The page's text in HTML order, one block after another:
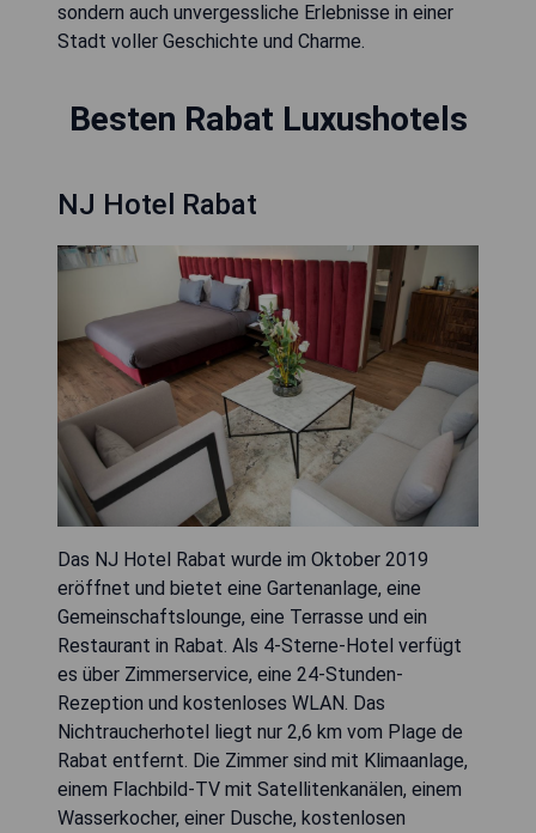
sondern auch unvergessliche Erlebnisse in einer
Stadt voller Geschichte und Charme.
Besten Rabat Luxushotels
NJ Hotel Rabat
Das NJ Hotel Rabat wurde im Oktober 2019
eröffnet und bietet eine Gartenanlage, eine
Gemeinschaftslounge, eine Terrasse und ein
Restaurant in Rabat. Als 4-Sterne-Hotel verfügt
es über Zimmerservice, eine 24-Stunden-
Rezeption und kostenloses WLAN. Das
Nichtraucherhotel liegt nur 2,6 km vom Plage de
Rabat entfernt. Die Zimmer sind mit Klimaanlage,
einem Flachbild-TV mit Satellitenkanälen, einem
Wasserkocher, einer Dusche, kostenlosen